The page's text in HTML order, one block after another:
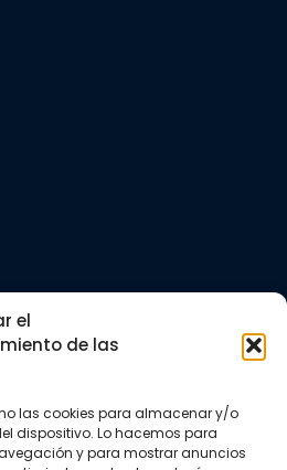
el
de las
las cookies para almacenar y/o
dispositivo. Lo hacemos para
y para mostrar anuncios